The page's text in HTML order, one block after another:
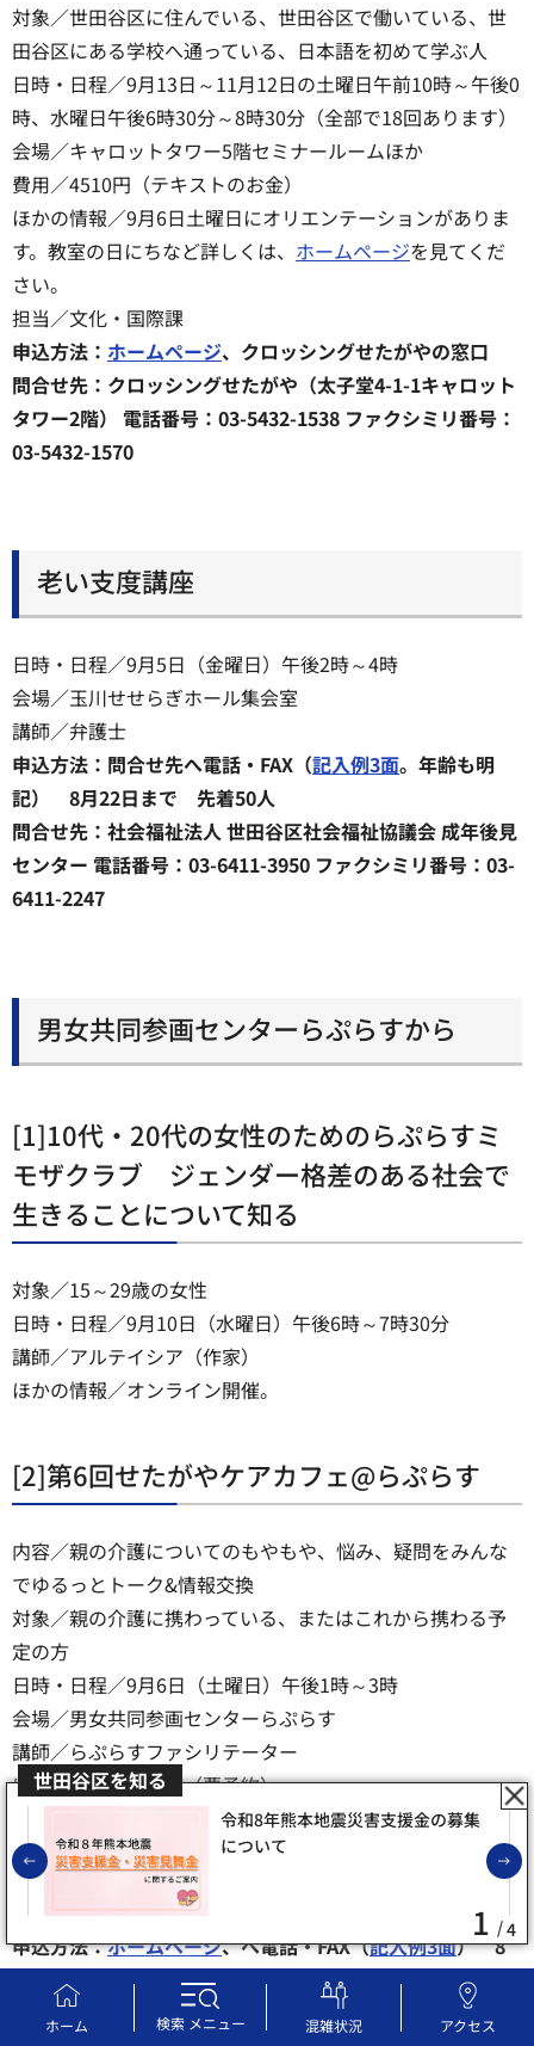
ホーム 検索メニュー 混雑状況 アクセス
対象／世田谷区に住んでいる、世田谷区で働いている、世
田谷区にある学校へ通っている、日本語を初めて学ぶ人
日時・日程／9月13日～11月12日の土曜日午前10時～午後0
時、水曜日午後6時30分～8時30分（全部で18回あります）
会場／キャロットタワー5階セミナールームほか
費用／4510円（テキストのお金）
ほかの情報／9月6日土曜日にオリエンテーションがありま
す。教室の日にちなど詳しくは、 ホームページを見てくだ
さい。
担当／文化・国際課
申込方法： ホームページ、クロッシングせたがやの窓口
問合せ先：クロッシングせたがや（太子堂4-1-1キャロット
タワー2階） 電話番号：03-5432-1538 ファクシミリ番号：
03-5432-1570
老い支度講座
日時・日程／9月5日（金曜日）午後2時～4時
会場／玉川せせらぎホール集会室
講師／弁護士
申込方法：問合せ先へ電話・FAX（記入例3面。年齢も明
記） 8月22日まで 先着50人
問合せ先：社会福祉法人 世田谷区社会福祉協議会 成年後見
センター 電話番号：03-6411-3950 ファクシミリ番号：03-
6411-2247
男女共同参画センターらぷらすから
[1]10代・20代の女性のためのらぷらすミ
モザクラブ ジェンダー格差のある社会で
生きることについて知る
対象／15～29歳の女性
日時・日程／9月10日（水曜日）午後6時～7時30分
講師／アルテイシア（作家）
ほかの情報／オンライン開催。
[2]第6回せたがやケアカフェ@らぷらす
内容／親の介護についてのもやもや、悩み、疑問をみんな
でゆるっとトーク&情報交換
対象／親の介護に携わっている、またはこれから携わる予
定の方
日時・日程／9月6日（土曜日）午後1時～3時
会場／男女共同参画センターらぷらす
講師／らぷらすファシリテーター
ほかの情報／保育可（要予約）。
共通事項
申込方法：ホームページ、へ電話・FAX（記入例3面） 8
月1日午前10時から 先着[1]15人[2]10人
問合せ先：男女共同参画センターらぷらす 電話番号：03-
世田谷区を知る
前のスライドを表示
1 4
令和8年熊本地震災害支援金の募集
について